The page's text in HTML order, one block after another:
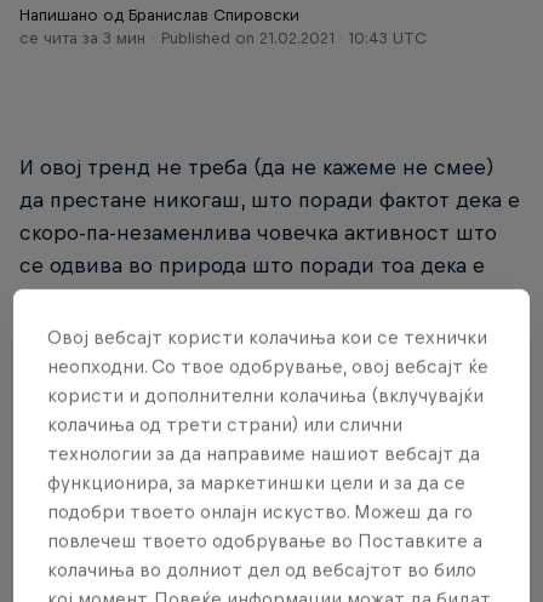
Напишано од Бранислав Спировски
се чита за 3 мин
Published on 21.02.2021 · 10:43 UTC
И овој тренд не треба (да не кажеме не смее)
да престане никогаш, што поради фактот дека е
скоро-па-незаменлива човечка активност што
се одвива во природа што поради тоа дека е
сериозна причина зошто треба да се
интересираме и фокусираме на климатските
промени кои дефинитивно се случуваат. Но, да
се вратиме на денешната тема на разговор -
зима, зимски спортови и пар корисни совети
од професионалци.
Бидејќи е период на секојдневно (на кој колку
му дозволува времето) практикување на зимски
спортови, одење на планина и уживање во
Овој вебсајт користи колачиња кои се технички
неопходни. Со твое одобрување, овој вебсајт ќе
користи и дополнителни колачиња (вклучувајќи
колачиња од трети страни) или слични
технологии за да направиме нашиот вебсајт да
функционира, за маркетиншки цели и за да се
подобри твоето онлајн искуство. Можеш да го
повлечеш твоето одобрување во Поставките а
колачиња во долниот дел од вебсајтот во било